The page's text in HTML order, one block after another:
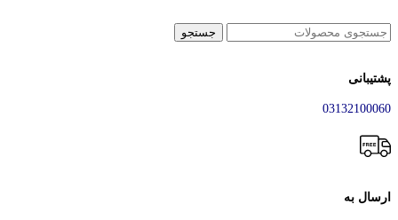
جستجو
پشتیبانی
03132100060
ارسال به